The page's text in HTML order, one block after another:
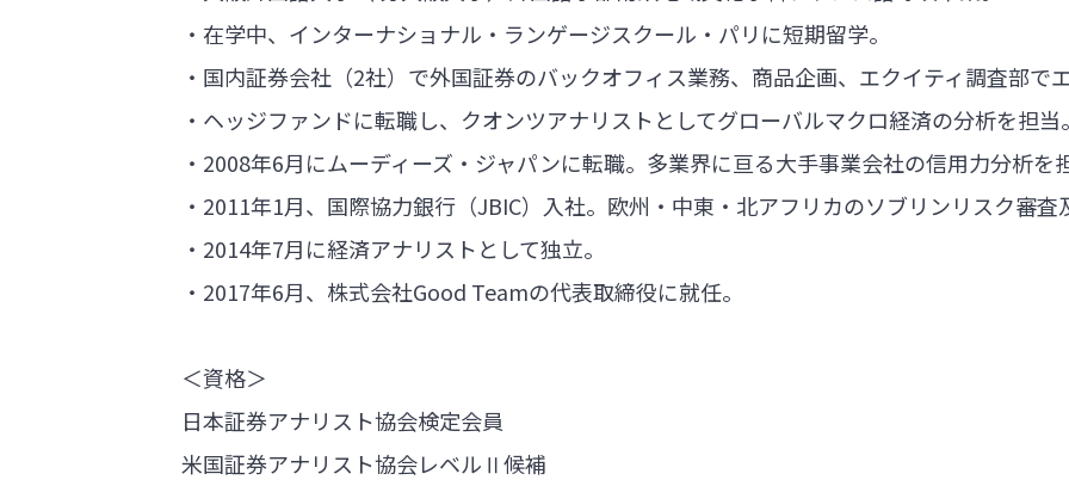
・在学中、インターナショナル・ランゲージスクール・パリに短期留学。
・国内証券会社（2社）で外国証券のバックオフィス業務、商品企画、エクイティ調査部で
・ヘッジファンドに転職し、クオンツアナリストとしてグローバルマクロ経済の分析を担当
・2008年6月にムーディーズ・ジャパンに転職。多業界に亘る大手事業会社の信用力分析を
・2011年1月、国際協力銀行（JBIC）入社。欧州・中東・北アフリカのソブリンリスク審
・2014年7月に経済アナリストとして独立。
・2017年6月、株式会社Good Teamの代表取締役に就任。
＜資格＞
日本証券アナリスト協会検定会員
米国証券アナリスト協会レベルⅡ候補